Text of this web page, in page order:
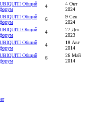
UBIQUITI Общий
форум
4
4 Окт
2024
UBIQUITI Общий
форум
6
9 Сен
2024
UBIQUITI Общий
форум
4
27 Дек
2023
UBIQUITI Общий
форум
4
18 Авг
2014
UBIQUITI Общий
форум
6
26 Май
2014